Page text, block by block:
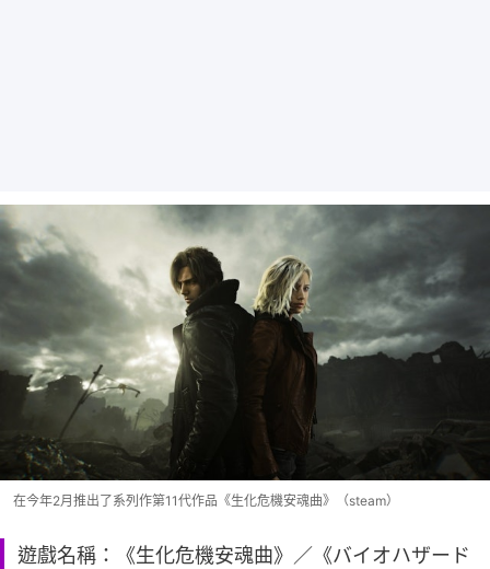
在今年2月推出了系列作第11代作品《生化危機安魂曲》（steam）
遊戲名稱：《生化危機安魂曲》／《バイオハザード